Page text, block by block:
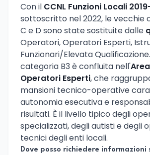
Con il CCNL Funzioni Locali
sottoscritto nel 2022, le vecchie
C e D sono state sostituite dalle
Operatori, Operatori Esperti,
Funzionari/Elevata
categoria B3 è confluita nell'
Operatori Esperti, che
mansioni tecnico-operative
autonomia esecutiva e
risultati. È il livello tipico degli
specializzati, degli autisti e degli
tecnici degli enti locali.
Dove posso richiedere informazioni